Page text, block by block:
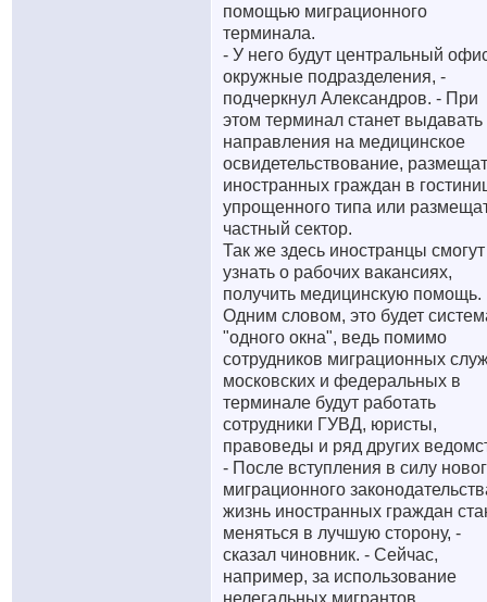
помощью миграционного
терминала.
- У него будут центральный
окружные подразделения, -
подчеркнул Александров. - При
этом терминал станет выдавать
направления на медицинское
освидетельствование,
иностранных граждан в
упрощенного типа или
частный сектор.
Так же здесь иностранцы смогут
узнать о рабочих вакансиях,
получить медицинскую помощь.
Одним словом, это будет
"одного окна", ведь помимо
сотрудников миграционных
московских и федеральных в
терминале будут работать
сотрудники ГУВД, юристы,
правоведы и ряд других
- После вступления в силу
миграционного
жизнь иностранных граждан
меняться в лучшую сторону, -
сказал чиновник. - Сейчас,
например, за использование
нелегальных мигрантов